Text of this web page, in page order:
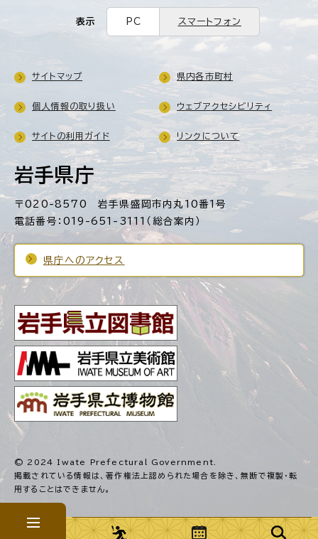
表示 PC スマートフォン
岩手県庁
〒020-8570 岩手県盛岡市内丸10番1号
電話番号：019-651-3111（総合案内）
県庁へのアクセス
サイトマップ 県内各市町村
個人情報の取り扱い ウェブアクセシビリティ
サイトの利用ガイド リンクについて
© 2024 Iwate Prefectural Government.
掲載されている情報は、著作権法上認められた場合を除き、無断で複製・転
用することはできません。